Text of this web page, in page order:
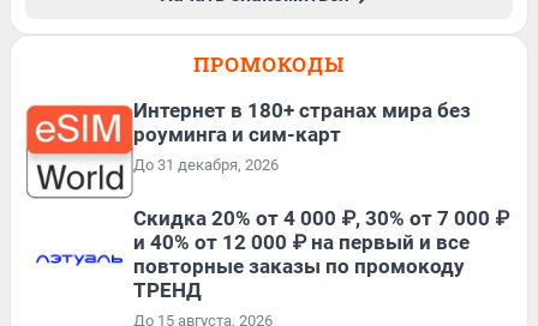
ПРОМОКОДЫ
Интернет в 180+ странах мира без
роуминга и сим-карт
До 31 декабря, 2026
Скидка 20% от 4 000 ₽, 30% от 7 000 ₽
и 40% от 12 000 ₽ на первый и все
повторные заказы по промокоду
ТРЕНД
До 15 августа, 2026